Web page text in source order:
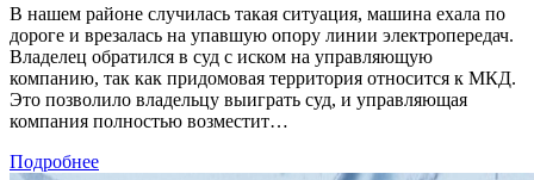
В нашем районе случилась такая ситуация, машина ехала по
дороге и врезалась на упавшую опору линии электропередач.
Владелец обратился в суд с иском на управляющую
компанию, так как придомовая территория относится к МКД.
Это позволило владельцу выиграть суд, и управляющая
компания полностью возместит…
Подробнее